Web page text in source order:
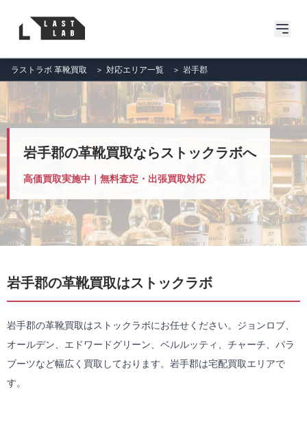
ラストラボ 革靴買取 ＞ 対応エリア一覧 ＞ 岩手郡
岩手郡の革靴買取ならストックラボへ
高価買取実施中｜無料査定・出張買取対応
岩手郡の革靴買取はストックラボ
岩手郡の革靴買取はストックラボにお任せください。ジョンロブ、
オールデン、エドワードグリーン、ベルルッティ、チャーチ、パラ
ブーツなど幅広く買取しております。岩手郡は宅配買取エリアで
す。